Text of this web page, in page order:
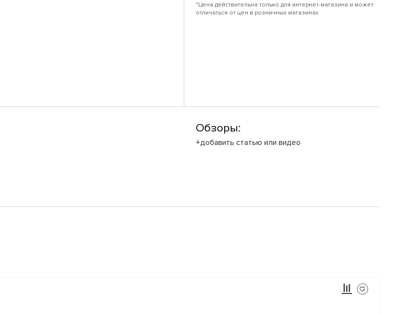
*Цена действительна только для интернет-магазина и может
отличаться от цен в розничных магазинах
Обзоры:
+добавить статью или видео